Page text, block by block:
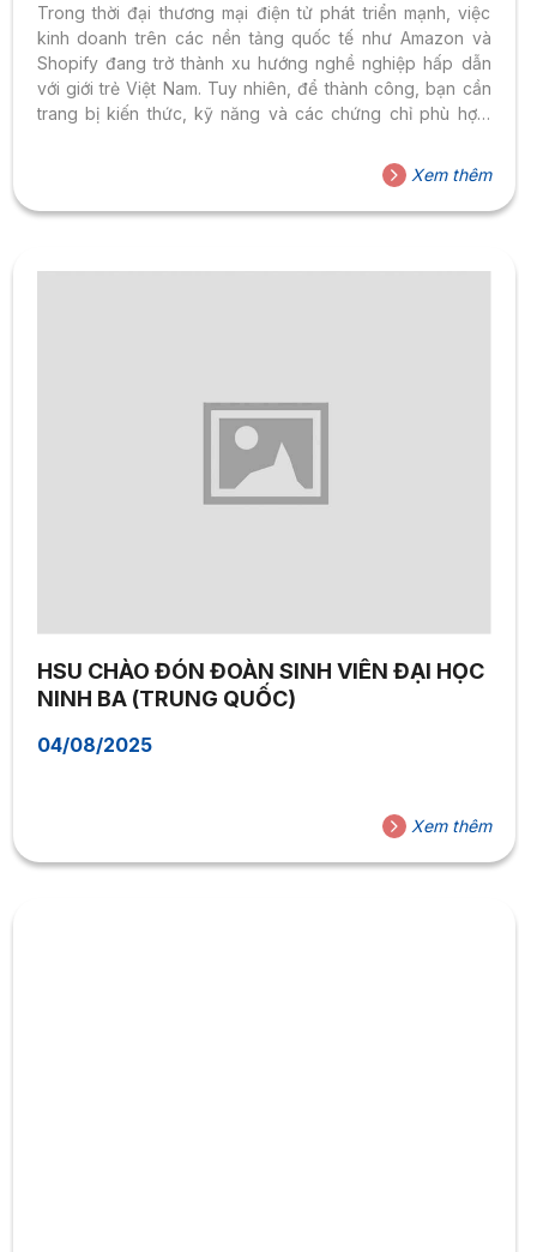
Trong thời đại thương mại điện tử phát triển mạnh, việc
kinh doanh trên các nền tảng quốc tế như Amazon và
Shopify đang trở thành xu hướng nghề nghiệp hấp dẫn
với giới trẻ Việt Nam. Tuy nhiên, để thành công, bạn cần
trang bị kiến thức, kỹ năng và các chứng chỉ phù hợp.
để bán hàng trên Amazon, Shopify không? Câu trả lời là
không bắt buộc, nhưng rất nên có. Các chứng chỉ giúp
bạn: 2. Các chứng chỉ nên học khi...
Xem thêm
HSU CHÀO ĐÓN ĐOÀN SINH VIÊN ĐẠI HỌC
NINH BA (TRUNG QUỐC)
04/08/2025
Xem thêm